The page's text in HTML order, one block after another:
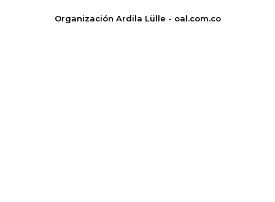
Organización Ardila Lülle - oal.com.co